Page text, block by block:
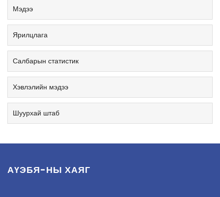
Мэдээ
Ярилцлага
Салбарын статистик
Хэвлэлийн мэдээ
Шуурхай штаб
АҮЭБЯ-НЫ ХАЯГ